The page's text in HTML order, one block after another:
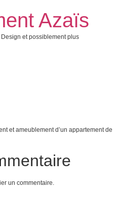
Azaïs
et possiblement plus
et ameublement d’un appartement de
un commentaire.